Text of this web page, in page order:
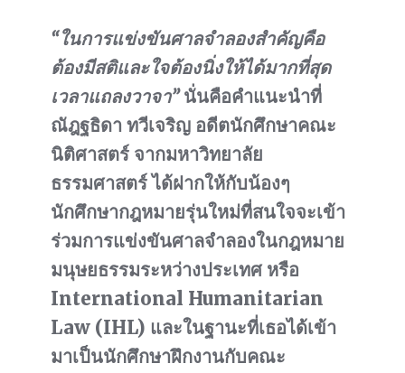
“ในการแข่งขันศาลจำลองสำคัญคือ
ต้องมีสติและใจต้องนิ่งให้ได้มากที่สุด
เวลาแถลงวาจา”นั่นคือคำแนะนำที่
ณัฎฐธิดา ทวีเจริญ อดีตนักศึกษาคณะ
นิติศาสตร์ จากมหาวิทยาลัย
ธรรมศาสตร์ ได้ฝากให้กับน้องๆ
นักศึกษากฎหมายรุ่นใหม่ที่สนใจจะเข้า
ร่วมการแข่งขันศาลจำลองในกฎหมาย
มนุษยธรรมระหว่างประเทศ หรือ
International Humanitarian
Law (IHL) และในฐานะที่เธอได้เข้า
มาเป็นนักศึกษาฝึกงานกับคณะ